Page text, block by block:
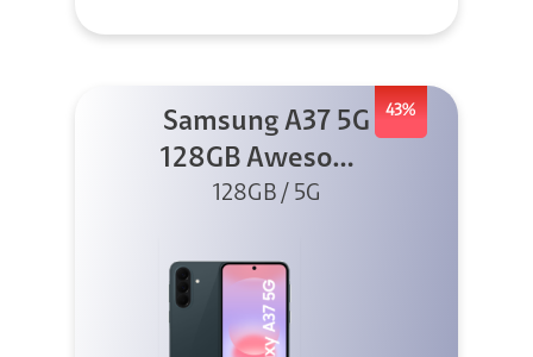
43%
Samsung A37 5G
128GB Awesome
Graygreen
128GB / 5G